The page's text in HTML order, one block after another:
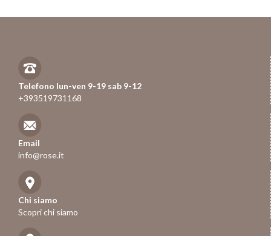
Telefono lun-ven 9-19 sab 9-12
+393519731168
Email
info@rose.it
Chi siamo
Scopri chi siamo